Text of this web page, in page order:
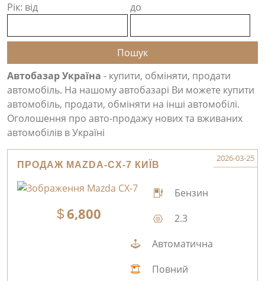
Рік: від до
Автобазар Україна - купити, обміняти, продати
автомобіль. На нашому автобазарі Ви можете купити
автомобіль, продати, обміняти на інші автомобілі.
Оголошення про авто-продажу нових та вживаних
автомобілів в Україні
ПРОДАЖ MAZDA-CX-7 КИЇВ
2026-03-25
6,800
Бензин
2.3
Автоматична
Повний